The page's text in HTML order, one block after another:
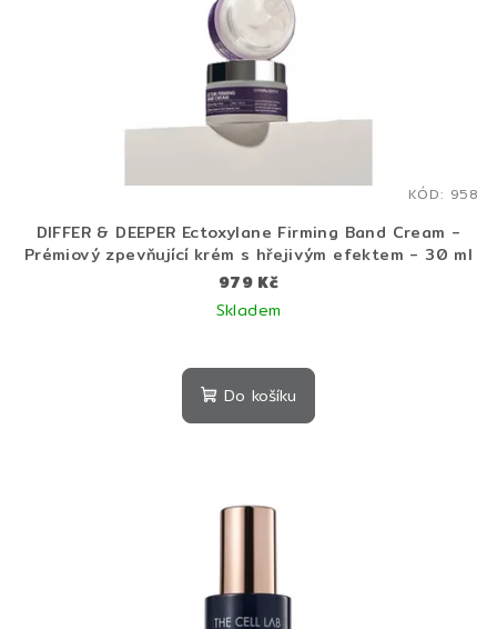
DIFFER & DEEPER Ectoxylane Firming Band Cream -
Prémiový zpevňující krém s hřejivým efektem - 30 ml
979 Kč
Skladem
hodnocení
produktu
hvězdiček.
Do košíku
KÓD: 958